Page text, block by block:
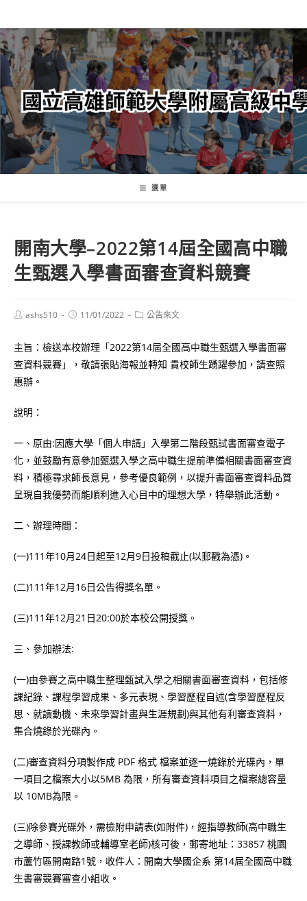
轉
至
主
內
容
選單
開南大學–2022第14屆全國高中職
生甄選入學書面審查資料競賽
Postashs510
Post11/01/2022
Post公告來文
主旨：檢送本校辦理「2022第14屆全國高中職生甄選入學書面審
查資料競賽」，敬請張貼海報並轉知 貴校師生踴躍參加，請查照
惠辦。
說明：
一、原由:因應大學「個人申請」入學第二階段甄試書面審查電子
化，並鼓勵有意參加甄選入學之高中職生提前準備相關書面審查資
料，積極尋求師長意見，參考優良範例，以提升書面審查資料品質
呈現自我優勢而能順利進入心目中的理想大學，特舉辦此活動。
二、辦理時間：
(一)111年10月24日起至12月9日投稿截止(以郵戳為憑)。
(二)111年12月16日公告得獎名單。
(三)111年12月21日20:00於本校公開授獎。
三、參加辦法:
(一)由參賽之高中職生整理甄試入學之相關書面審查資料，包括修
課紀錄、課程學習成果、多元表現、學習歷程自述(含學習歷程反
思、就讀動機、未來學習計畫與生涯規劃)與其他有利審查資料，
集合燒錄於光碟內。
(二)審查資料分項製作成 PDF 格式 檔案並逐一燒錄於光碟內，單
一項目之檔案大小以5MB 為限，所有審查資料項目之檔案總容量
以 10MB為限。
(三)除參賽光碟外，需檢附申請表(如附件)，經指導教師(高中職生
之導師、授課教師或輔導室老師)核可後，郵寄地址：33857 桃園
市蘆竹區開南路1號，收件人：開南大學國企系 第14屆全國高中職
生書審競賽審查小組收。